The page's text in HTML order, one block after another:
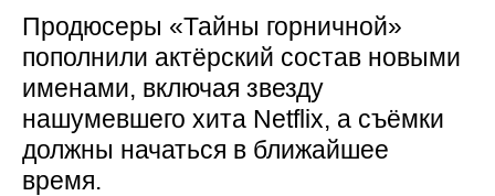
Продюсеры «Тайны горничной»
пополнили актёрский состав новыми
именами, включая звезду
нашумевшего хита Netflix, а съёмки
должны начаться в ближайшее
время.